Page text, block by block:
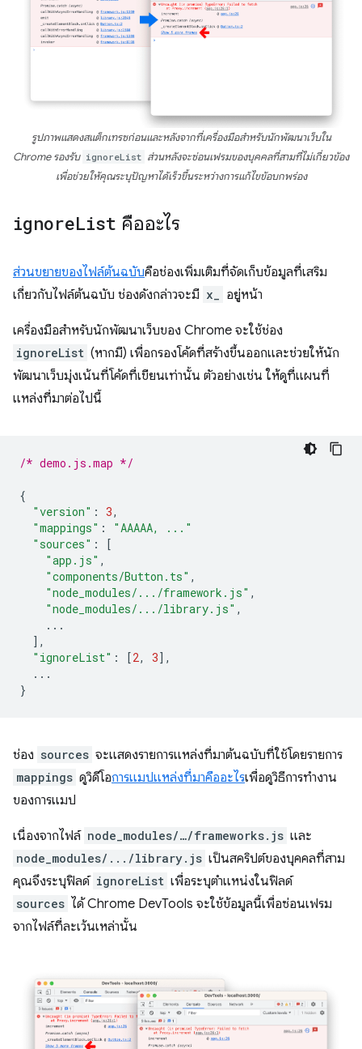
รูปภาพแสดงสแต็กเทรซก่อนและหลังจากที่เครื่องมือสำหรับนักพัฒนาเว็บใน
Chrome รองรับ ignoreList ส่วนหลังจะซ่อนเฟรมของบุคคลที่สามที่ไม่เกี่ยวข้อง
เพื่อช่วยให้คุณระบุปัญหาได้เร็วขึ้นระหว่างการแก้ไขข้อบกพร่อง
ignoreList คืออะไร
ส่วนขยายของไฟล์ต้นฉบับคือช่องเพิ่มเติมที่จัดเก็บข้อมูลที่เสริม
เกี่ยวกับไฟล์ต้นฉบับ ช่องดังกล่าวจะมี x_ อยู่หน้า
เครื่องมือสำหรับนักพัฒนาเว็บของ Chrome จะใช้ช่อง
ignoreList (หากมี) เพื่อกรองโค้ดที่สร้างขึ้นออกและช่วยให้นัก
พัฒนาเว็บมุ่งเน้นที่โค้ดที่เขียนเท่านั้น ตัวอย่างเช่น ให้ดูที่แผนที่
แหล่งที่มาต่อไปนี้
/* demo.js.map */
{
"version" : 3,
"mappings" :
"AAAAA, ..."
"sources" :
[
"app.js" ,
"components/Button.ts" ,
"node_modules/.../framework.js" ,
"node_modules/.../library.js" ,
...
],
"ignoreList" : [2, 3],
...
}
ช่อง sources จะแสดงรายการแหล่งที่มาต้นฉบับที่ใช้โดยรายการ
mappings ดูวิดีโอการแมปแหล่งที่มาคืออะไรเพื่อดูวิธีการทำงาน
ของการแมป
เนื่องจากไฟล์ node_modules/…/frameworks.js และ
node_modules/.../library.js เป็นสคริปต์ของบุคคลที่สาม
คุณจึงระบุฟิลด์ ignoreList เพื่อระบุตําแหน่งในฟิลด์
sources ได้ Chrome DevTools จะใช้ข้อมูลนี้เพื่อซ่อนเฟรม
จากไฟล์ที่ละเว้นเหล่านั้น